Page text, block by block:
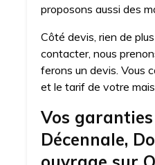
proposons aussi des
Côté devis, rien de
contacter, nous
ferons un devis. Vous
et le tarif de votre
Vos garanties
Décennale,